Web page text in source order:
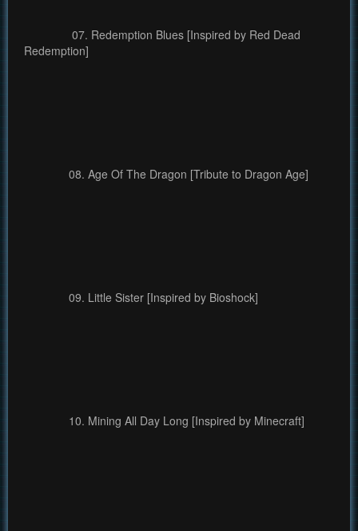
07. Redemption Blues [Inspired by Red Dead
Redemption]
08. Age Of The Dragon [Tribute to Dragon Age]
09. Little Sister [Inspired by Bioshock]
10. Mining All Day Long [Inspired by Minecraft]